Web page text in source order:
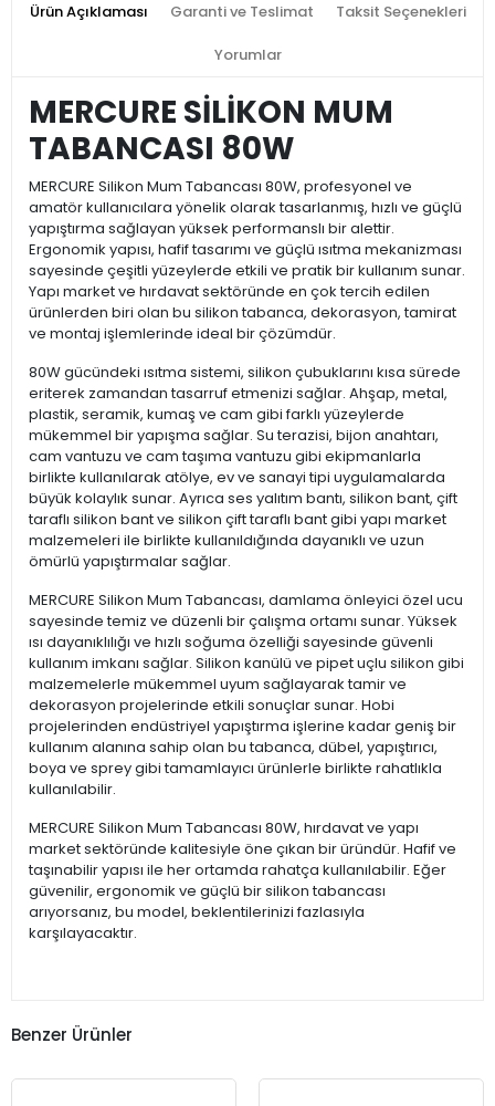
Ürün Açıklaması Garanti ve Teslimat Taksit Seçenekleri
Yorumlar
MERCURE SİLİKON MUM
TABANCASI 80W
MERCURE Silikon Mum Tabancası 80W, profesyonel ve
amatör kullanıcılara yönelik olarak tasarlanmış, hızlı ve güçlü
yapıştırma sağlayan yüksek performanslı bir alettir.
Ergonomik yapısı, hafif tasarımı ve güçlü ısıtma mekanizması
sayesinde çeşitli yüzeylerde etkili ve pratik bir kullanım sunar.
Yapı market ve hırdavat sektöründe en çok tercih edilen
ürünlerden biri olan bu silikon tabanca, dekorasyon, tamirat
ve montaj işlemlerinde ideal bir çözümdür.
80W gücündeki ısıtma sistemi, silikon çubuklarını kısa sürede
eriterek zamandan tasarruf etmenizi sağlar. Ahşap, metal,
plastik, seramik, kumaş ve cam gibi farklı yüzeylerde
mükemmel bir yapışma sağlar. Su terazisi, bijon anahtarı,
cam vantuzu ve cam taşıma vantuzu gibi ekipmanlarla
birlikte kullanılarak atölye, ev ve sanayi tipi uygulamalarda
büyük kolaylık sunar. Ayrıca ses yalıtım bantı, silikon bant, çift
taraflı silikon bant ve silikon çift taraflı bant gibi yapı market
malzemeleri ile birlikte kullanıldığında dayanıklı ve uzun
ömürlü yapıştırmalar sağlar.
MERCURE Silikon Mum Tabancası, damlama önleyici özel ucu
sayesinde temiz ve düzenli bir çalışma ortamı sunar. Yüksek
ısı dayanıklılığı ve hızlı soğuma özelliği sayesinde güvenli
kullanım imkanı sağlar. Silikon kanülü ve pipet uçlu silikon gibi
malzemelerle mükemmel uyum sağlayarak tamir ve
dekorasyon projelerinde etkili sonuçlar sunar. Hobi
projelerinden endüstriyel yapıştırma işlerine kadar geniş bir
kullanım alanına sahip olan bu tabanca, dübel, yapıştırıcı,
boya ve sprey gibi tamamlayıcı ürünlerle birlikte rahatlıkla
kullanılabilir.
MERCURE Silikon Mum Tabancası 80W, hırdavat ve yapı
market sektöründe kalitesiyle öne çıkan bir üründür. Hafif ve
taşınabilir yapısı ile her ortamda rahatça kullanılabilir. Eğer
güvenilir, ergonomik ve güçlü bir silikon tabancası
arıyorsanız, bu model, beklentilerinizi fazlasıyla
karşılayacaktır.
Benzer Ürünler